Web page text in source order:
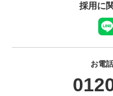
採用に
お電